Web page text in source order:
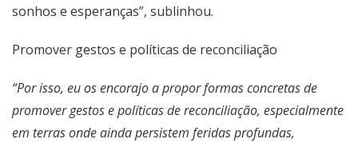
sonhos e esperanças”, sublinhou.
Promover gestos e políticas de reconciliação
“Por isso, eu os encorajo a propor formas concretas de
promover gestos e políticas de reconciliação, especialmente
em terras onde ainda persistem feridas profundas,